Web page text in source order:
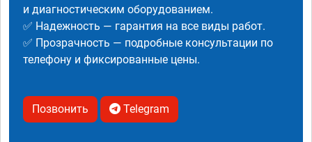
и диагностическим оборудованием.
✅ Надежность — гарантия на все виды работ.
✅ Прозрачность — подробные консультации по
телефону и фиксированные цены.
Позвонить Telegram